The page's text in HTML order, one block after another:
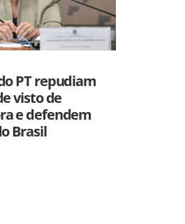
PT repudiam
visto de
e defendem
Brasil